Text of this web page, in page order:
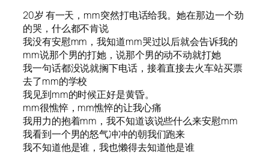
20岁 有一天，mm突然打电话给我。她在那边一个劲
的哭，什么都不肯说
我没有安慰mm，我知道mm哭过以后就会告诉我的
mm说那个男的打她，说那个男的动不动就打她
我一句话都没说就搁下电话，接着直接去火车站买票
去了mm的学校
我见到mm的时候正好是黄昏。
mm很憔悴，mm憔悴的让我心痛
我用力的抱着mm，我不知道该说些什么来安慰mm
我看到一个男的怒气冲冲的朝我们跑来
我不知道他是谁，我也懒得去知道他是谁